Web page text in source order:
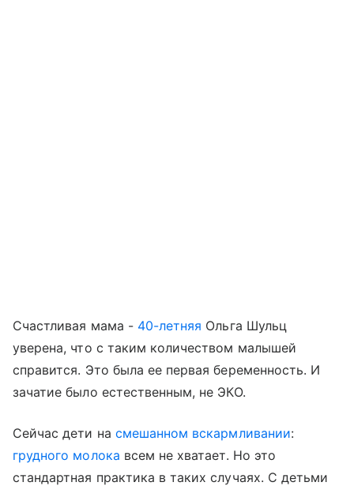
Счастливая мама - 40-летняя Ольга Шульц
уверена, что с таким количеством малышей
справится. Это была ее первая беременность. И
зачатие было естественным, не ЭКО.
Сейчас дети на смешанном вскармливании:
грудного молока всем не хватает. Но это
стандартная практика в таких случаях. С детьми